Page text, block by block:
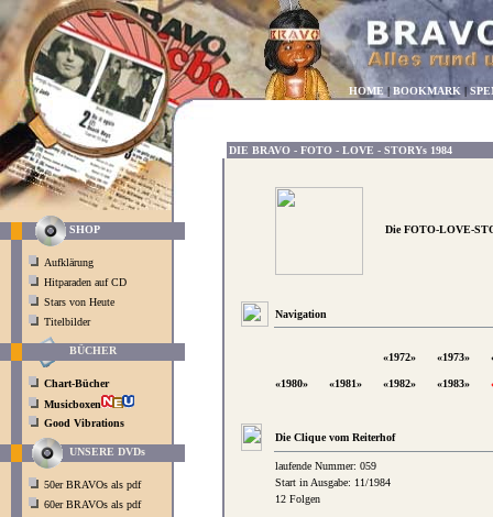
HOME | BOOKMARK |
SHOP
Aufklärung
Hitparaden auf CD
Stars von Heute
Titelbilder
BÜCHER
Chart-Bücher
Musicboxen
Good Vibrations
UNSERE DVDs
50er BRAVOs als pdf
60er BRAVOs als pdf
DIE BRAVO - FOTO - LOVE - STORYs 1984
Die FOTO-LOVE-
Navigation
«1972» «1973»
«1980» «1981» «1982» «1983»
Die Clique vom Reiterhof
laufende Nummer: 059
Start in Ausgabe: 11/1984
12 Folgen